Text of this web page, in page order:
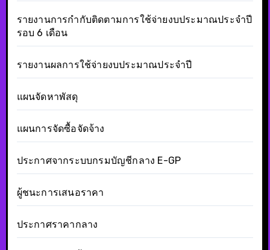
รายงานการกำกับติดตามการใช้จ่ายงบประมาณประจำปี
รอบ 6 เดือน
รายงานผลการใช้จ่ายงบประมาณประจำปี
แผนจัดหาพัสดุ
แผนการจัดซื้อจัดจ้าง
ประกาศจากระบบกรมบัญชีกลาง E-GP
ผู้ชนะการเสนอราคา
ประกาศราคากลาง